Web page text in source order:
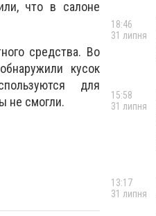
что в салоне
средства. Во
кусок
для
не смогли.
18:46
31 липня
15:58
31 липня
13:17
31 липня